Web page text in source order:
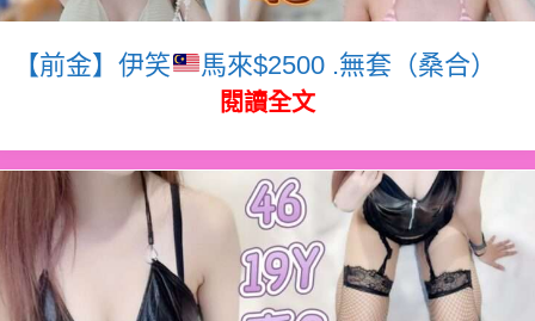
【前金】伊笑 馬來$2500 .無套（桑合）
閱讀全文